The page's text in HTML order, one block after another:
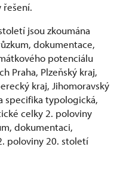
jsou zkoumána
dokumentace,
potenciálu
Praha, Plzeňský kraj,
kraj, Jihomoravský
specifika typologická,
celky 2. poloviny
dokumentaci,
poloviny 20. století